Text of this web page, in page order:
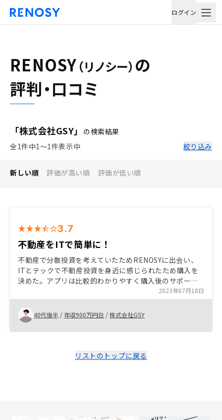
ログイン
RENOSY （リノシー） の
評判・口コミ
「株式会社GSY」
の検索結果
全1件中1〜1件表示中
絞り込み
新しい順 評価が高い順 評価が低い順
3.7
不動産をITで簡単に！
不動産で分散投資を考えていたためRENOSYに出会い、
ITとテックで不動産投資を身近に感じられたため購入を
決めた。アプリは比較的わかりやすく購入後のサポート
も○なので、検討している方は気軽に声をかけていただ
くと良いでしょう。
2023年07月18日
40代後半 / 年収900万円台 /株式会社GSY
リストのトップに戻る